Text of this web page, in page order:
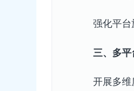
强化平台
三、多
开展多维